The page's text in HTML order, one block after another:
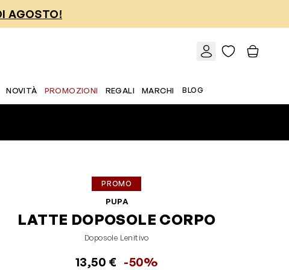
AGOSTO!
NOVITÀ PROMOZIONI REGALI MARCHI BLOG
PROMO
PUPA
LATTE DOPOSOLE CORPO
Doposole Lenitivo
13,50 € -50%